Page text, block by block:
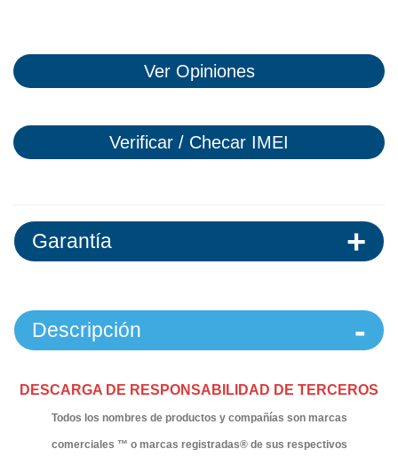
Ver Opiniones
Verificar / Checar IMEI
Garantía
Descripción
DESCARGA DE RESPONSABILIDAD DE TERCEROS
Todos los nombres de productos y compañías son marcas
comerciales ™ o marcas registradas® de sus respectivos